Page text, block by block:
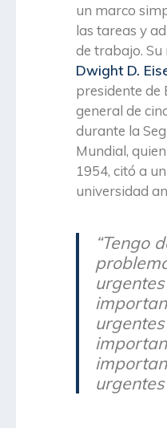
un marco
las tareas y
de trabajo.
Dwight D.
presidente de
general de
durante la
Mundial,
1954, citó a
universidad
“Tengo